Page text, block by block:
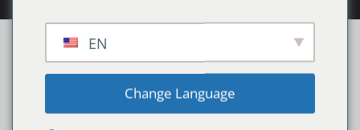
shutterstock_112686413
EN
Change Language